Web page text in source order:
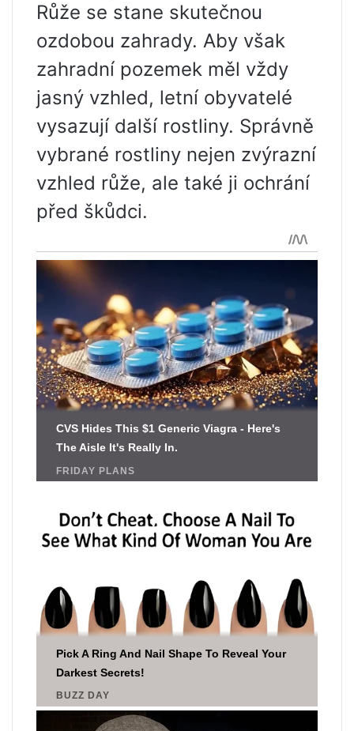
Růže se stane skutečnou
ozdobou zahrady. Aby však
zahradní pozemek měl vždy
jasný vzhled, letní obyvatelé
vysazují další rostliny. Správně
vybrané rostliny nejen zvýrazní
vzhled růže, ale také ji ochrání
před škůdci.